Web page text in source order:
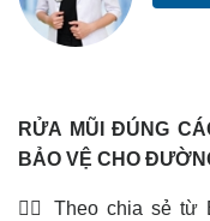
RỬA MŨI ĐÚNG
BẢO VỆ CHO
👩‍⚕️ Theo chia sẻ từ